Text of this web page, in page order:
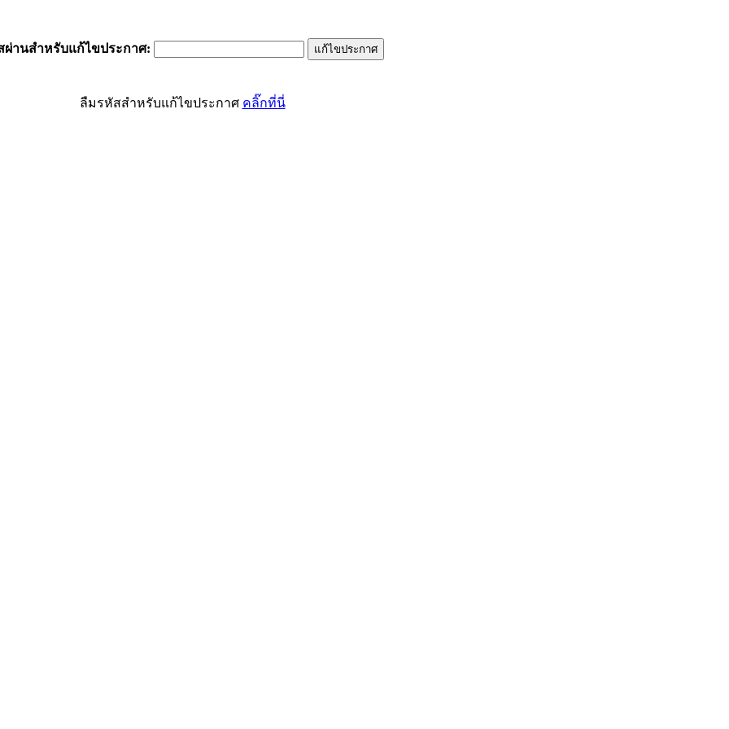
ผ่านสำหรับแก้ไขประกาศ:
ลืมรหัสสำหรับแก้ไขประกาศ คลิ๊กที่นี่